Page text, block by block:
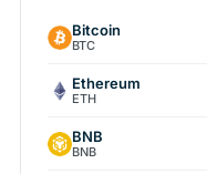
Bitcoin
BTC
Ethereum
ETH
BNB
BNB